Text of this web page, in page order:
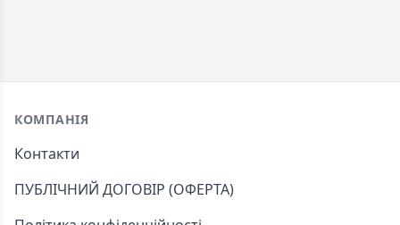
Footer
КОМПАНІЯ
Контакти
ПУБЛІЧНИЙ ДОГОВІР (ОФЕРТА)